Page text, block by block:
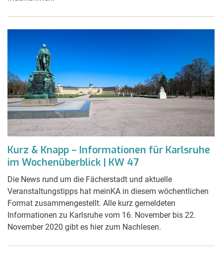
Kurz & Knapp – Informationen für Karlsruhe
im Wochenüberblick | KW 47
Die News rund um die Fächerstadt und aktuelle
Veranstaltungstipps hat meinKA in diesem wöchentlichen
Format zusammengestellt. Alle kurz gemeldeten
Informationen zu Karlsruhe vom 16. November bis 22.
November 2020 gibt es hier zum Nachlesen.